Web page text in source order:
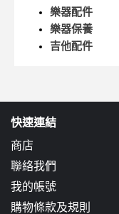
樂器配件
樂器保養
吉他配件
快速連結
商店
聯絡我們
我的帳號
購物條款及規則